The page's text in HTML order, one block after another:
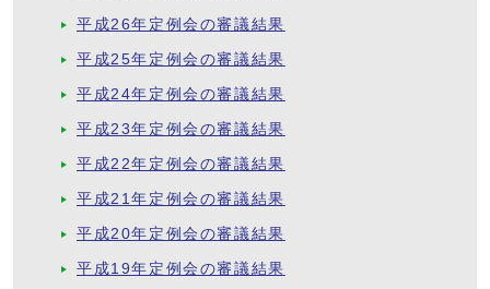
平成26年定例会の審議結果
平成25年定例会の審議結果
平成24年定例会の審議結果
平成23年定例会の審議結果
平成22年定例会の審議結果
平成21年定例会の審議結果
平成20年定例会の審議結果
平成19年定例会の審議結果